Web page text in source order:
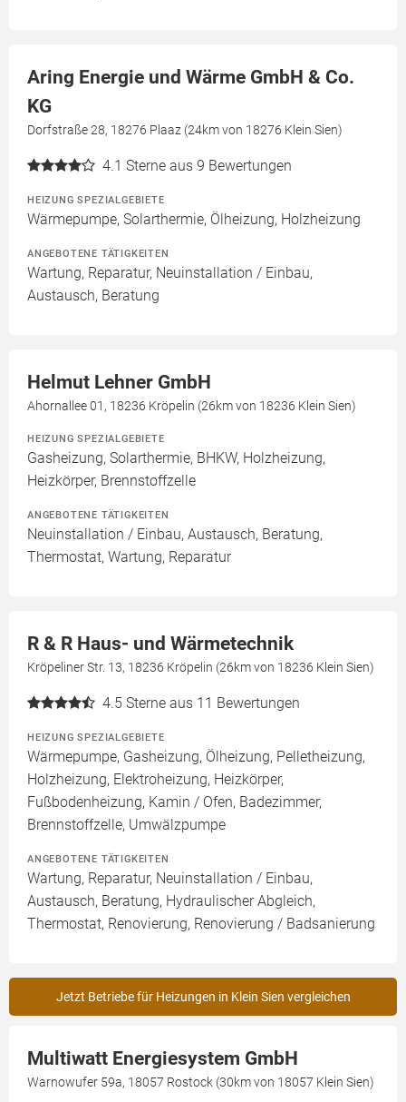
Aring Energie und Wärme GmbH & Co.
KG
Dorfstraße 28, 18276 Plaaz (24km von 18276 Klein Sien)
4.1 Sterne aus 9 Bewertungen
HEIZUNG SPEZIALGEBIETE
Wärmepumpe, Solarthermie, Ölheizung, Holzheizung
ANGEBOTENE TÄTIGKEITEN
Wartung, Reparatur, Neuinstallation / Einbau,
Austausch, Beratung
Helmut Lehner GmbH
Ahornallee 01, 18236 Kröpelin (26km von 18236 Klein Sien)
HEIZUNG SPEZIALGEBIETE
Gasheizung, Solarthermie, BHKW, Holzheizung,
Heizkörper, Brennstoffzelle
ANGEBOTENE TÄTIGKEITEN
Neuinstallation / Einbau, Austausch, Beratung,
Thermostat, Wartung, Reparatur
R & R Haus- und Wärmetechnik
Kröpeliner Str. 13, 18236 Kröpelin (26km von 18236 Klein Sien)
4.5 Sterne aus 11 Bewertungen
HEIZUNG SPEZIALGEBIETE
Wärmepumpe, Gasheizung, Ölheizung, Pelletheizung,
Holzheizung, Elektroheizung, Heizkörper,
Fußbodenheizung, Kamin / Ofen, Badezimmer,
Brennstoffzelle, Umwälzpumpe
ANGEBOTENE TÄTIGKEITEN
Wartung, Reparatur, Neuinstallation / Einbau,
Austausch, Beratung, Hydraulischer Abgleich,
Thermostat, Renovierung, Renovierung / Badsanierung
Jetzt Betriebe für Heizungen in Klein Sien vergleichen
Multiwatt Energiesystem GmbH
Warnowufer 59a, 18057 Rostock (30km von 18057 Klein Sien)